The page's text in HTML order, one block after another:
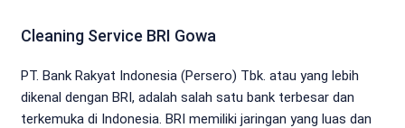
Cleaning Service BRI Gowa
PT. Bank Rakyat Indonesia (Persero) Tbk. atau yang lebih
dikenal dengan BRI, adalah salah satu bank terbesar dan
terkemuka di Indonesia. BRI memiliki jaringan yang luas dan